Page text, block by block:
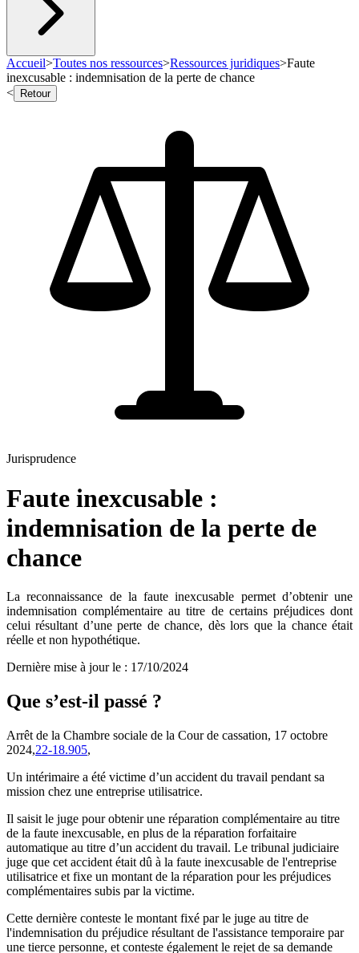
Accueil>Toutes nos ressources>Ressources juridiques>Faute
inexcusable : indemnisation de la perte de chance
<
Retour
Jurisprudence
Faute inexcusable :
indemnisation de la perte de
chance
La reconnaissance de la faute inexcusable permet d’obtenir une
indemnisation complémentaire au titre de certains préjudices dont
celui résultant d’une perte de chance, dès lors que la chance était
réelle et non hypothétique.
Dernière mise à jour le : 17/10/2024
Que s’est-il passé ?
Arrêt de la Chambre sociale de la Cour de cassation, 17 octobre
2024,22-18.905,
Un intérimaire a été victime d’un accident du travail pendant sa
mission chez une entreprise utilisatrice.
Il saisit le juge pour obtenir une réparation complémentaire au titre
de la faute inexcusable, en plus de la réparation forfaitaire
automatique au titre d’un accident du travail. Le tribunal judiciaire
juge que cet accident était dû à la faute inexcusable de l'entreprise
utilisatrice et fixe un montant de la réparation pour les préjudices
complémentaires subis par la victime.
Cette dernière conteste le montant fixé par le juge au titre de
l'indemnisation du préjudice résultant de l'assistance temporaire par
une tierce personne, et conteste également le rejet de sa demande